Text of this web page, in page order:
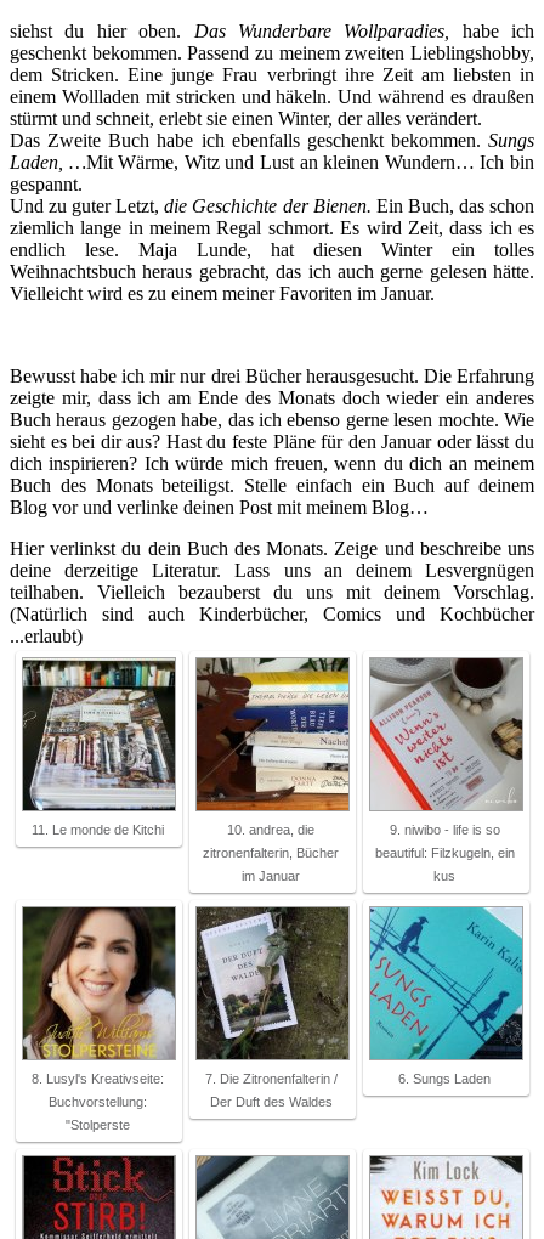
siehst du hier oben. Das Wunderbare Wollparadies, habe ich
geschenkt bekommen. Passend zu meinem zweiten Lieblingshobby,
dem Stricken. Eine junge Frau verbringt ihre Zeit am liebsten in
einem Wollladen mit stricken und häkeln. Und während es draußen
stürmt und schneit, erlebt sie einen Winter, der alles verändert.
Das Zweite Buch habe ich ebenfalls geschenkt bekommen. Sungs
Laden, …Mit Wärme, Witz und Lust an kleinen Wundern… Ich bin
gespannt.
Und zu guter Letzt,die Geschichte der Bienen. Ein Buch, das schon
ziemlich lange in meinem Regal schmort. Es wird Zeit, dass ich es
endlich lese. Maja Lunde, hat diesen Winter ein tolles
Weihnachtsbuch heraus gebracht, das ich auch gerne gelesen hätte.
Vielleicht wird es zu einem meiner Favoriten im Januar.
Bewusst habe ich mir nur drei Bücher herausgesucht. Die Erfahrung
zeigte mir, dass ich am Ende des Monats doch wieder ein anderes
Buch heraus gezogen habe, das ich ebenso gerne lesen mochte. Wie
sieht es bei dir aus? Hast du feste Pläne für den Januar oder lässt du
dich inspirieren? Ich würde mich freuen, wenn du dich an meinem
Buch des Monats beteiligst. Stelle einfach ein Buch auf deinem
Blog vor und verlinke deinen Post mit meinem Blog…
Hier verlinkst du dein Buch des Monats. Zeige und beschreibe uns
deine derzeitige Literatur. Lass uns an deinem Lesvergnügen
teilhaben. Vielleich bezauberst du uns mit deinem Vorschlag.
(Natürlich sind auch Kinderbücher, Comics und Kochbücher
...erlaubt)
11. Le monde de Kitchi
10. andrea, die
zitronenfalterin, Bücher
im Januar
9. niwibo - life is so
beautiful: Filzkugeln, ein
kus
8. Lusyl's Kreativseite:
Buchvorstellung:
"Stolperste
7. Die Zitronenfalterin /
Der Duft des Waldes
6. Sungs Laden